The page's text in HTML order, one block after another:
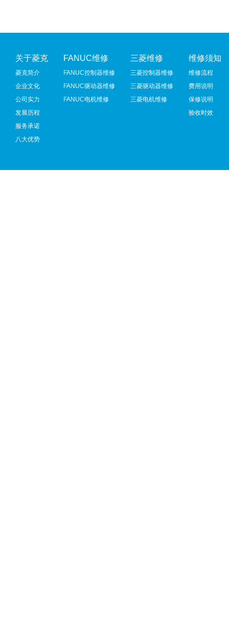
关于菱克
菱克简介
企业文化
公司实力
发展历程
服务承诺
八大优势
FANUC维修
FANUC控制器维修
FANUC驱动器维修
FANUC电机维修
三菱维修
三菱控制器维修
三菱驱动器维修
三菱电机维修
维修须知
维修流程
费用说明
保修说明
验收时效